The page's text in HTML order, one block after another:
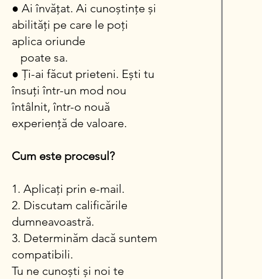
● Ai învățat. Ai cunoștințe și
abilități pe care le poți
aplica oriunde
poate sa.
● Ți-ai făcut prieteni. Ești tu
însuți într-un mod nou
întâlnit, într-o nouă
experiență de valoare.
Cum este procesul?
1. Aplicați prin e-mail.
2. Discutam calificările
dumneavoastră.
3. Determinăm dacă suntem
compatibili.
Tu ne cunoști și noi te